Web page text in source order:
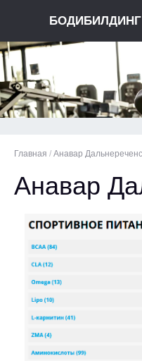
БОДИБИЛДИНГ
Главная / Анавар
Анавар